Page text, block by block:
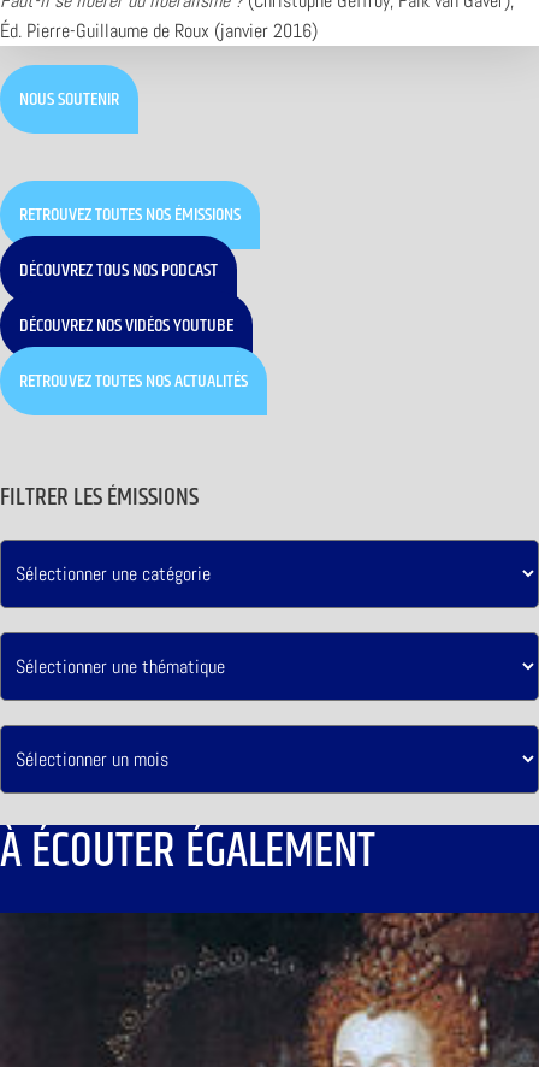
Éd. Pierre-Guillaume de Roux (janvier 2016)
NOUS SOUTENIR
RETROUVEZ TOUTES NOS ÉMISSIONS
DÉCOUVREZ TOUS NOS PODCAST
DÉCOUVREZ NOS VIDÉOS YOUTUBE
RETROUVEZ TOUTES NOS ACTUALITÉS
FILTRER LES ÉMISSIONS
À ÉCOUTER ÉGALEMENT